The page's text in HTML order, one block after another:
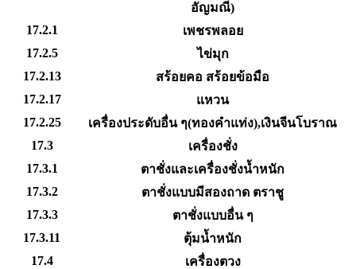
อัญมณี)
17.2.1
เพชรพลอย
17.2.5
ไข่มุก
17.2.13
สร้อยคอ สร้อยข้อมือ
17.2.17
แหวน
17.2.25
เครื่องประดับอื่น ๆ(ทองคำแท่ง),เงินจีนโบราณ
17.3
เครื่องชั่ง
17.3.1
ตาชั่งและเครื่องชั่งน้ำหนัก
17.3.2
ตาชั่งแบบมีสองถาด ตราชู
17.3.3
ตาชั่งแบบอื่น ๆ
17.3.11
ตุ้มน้ำหนัก
17.4
เครื่องตวง